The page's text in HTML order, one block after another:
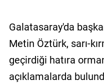
Galatasaray'da
Metin Öztürk, sarı-
geçirdiği hatıra
açıklamalarda